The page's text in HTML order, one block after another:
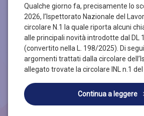
Qualche giorno fa, precisamente lo
2026, l’Ispettorato Nazionale del
circolare N.1 la quale riporta alcuni
alle principali novità introdotte dal DL
(convertito nella L. 198/2025). Di
argomenti trattati dalla circolare
allegato trovate la circolare INL n.1 del
Continua a leggere
n.
159/2025
(Convertito
in
Legge
n.
198/2025)